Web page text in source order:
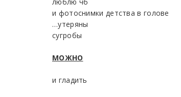
и фотоснимки детства в голове
…утеряны
сугробы
МОЖНО
и гладить